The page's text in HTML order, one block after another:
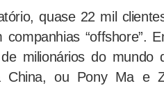
quase 22 mil
companhias “offshore”.
milionários do mundo
ou Pony Ma e